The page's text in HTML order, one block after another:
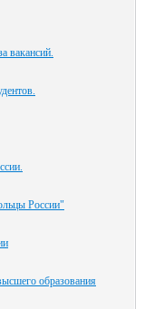
вакансий.
России"
образования